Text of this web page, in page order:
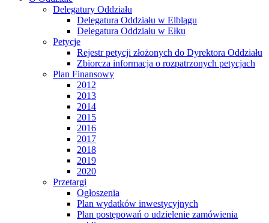
Delegatury Oddziału
Delegatura Oddziału w Elblągu
Delegatura Oddziału w Ełku
Petycje
Rejestr petycji złożonych do Dyrektora Oddziału
Zbiorcza informacja o rozpatrzonych petycjach
Plan Finansowy
2012
2013
2014
2015
2016
2017
2018
2019
2020
Przetargi
Ogłoszenia
Plan wydatków inwestycyjnych
Plan postępowań o udzielenie zamówienia